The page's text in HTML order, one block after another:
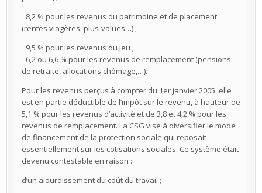
8,2 % pour les revenus du patrimoine et de placement
(rentes viagères, plus-values…) ;
9,5 % pour les revenus du jeu ;
6,2 ou 6,6 % pour les revenus de remplacement (pensions
de retraite, allocations chômage,…).
Pour les revenus perçus à compter du 1er janvier 2005, elle
est en partie déductible de l’impôt sur le revenu, à hauteur de
5,1 % pour les revenus d’activité et de 3,8 et 4,2 % pour les
revenus de remplacement. La CSG vise à diversifier le mode
de financement de la protection sociale qui reposait
essentiellement sur les cotisations sociales. Ce système était
devenu contestable en raison :
d’un alourdissement du coût du travail ;